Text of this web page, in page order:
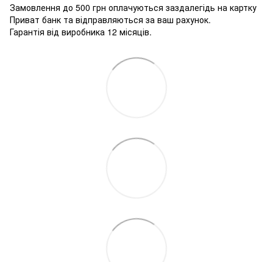
Замовлення до 500 грн оплачуються заздалегідь на картку
Приват банк та відправляються за ваш рахунок.
Гарантія від виробника 12 місяців.